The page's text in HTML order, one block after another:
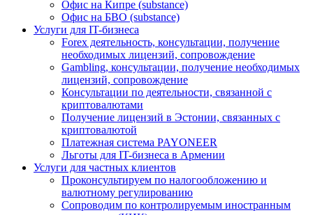
Офис на Кипре (substance)
Офис на БВО (substance)
Услуги для IT-бизнеса
Forex деятельность, консультации, получение
необходимых лицензий, сопровождение
Gambling, консультации, получение необходимых
лицензий, сопровождение
Консультации по деятельности, связанной с
криптовалютами
Получение лицензий в Эстонии, связанных с
криптовалютой
Платежная система PAYONEER
Льготы для IT-бизнеса в Армении
Услуги для частных клиентов
Проконсультируем по налогообложению и
валютному регулированию
Сопроводим по контролируемым иностранным